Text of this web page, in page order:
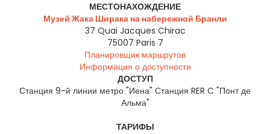
МЕСТОНАХОЖДЕНИЕ
Музей Жака Ширака на набережной Бранли
37 Quai Jacques Chirac
75007 Paris 7
Планировщик маршрутов
Информация о доступности
ДОСТУП
Станция 9-й линии метро "Иена" Станция RER C "Понт де
Альма"
ТАРИФЫ